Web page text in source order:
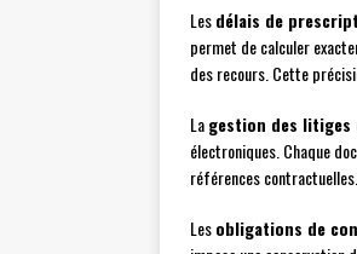
Lesdélais de
permet de calculer
des recours. Cette
Lagestion des litiges
électroniques. Chaque
références
Lesobligations de